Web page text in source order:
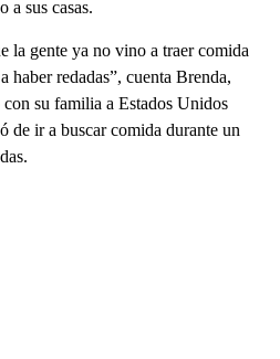
a sus casas.
la gente ya no vino a traer comida
haber redadas”, cuenta Brenda,
su familia a Estados Unidos
de ir a buscar comida durante un